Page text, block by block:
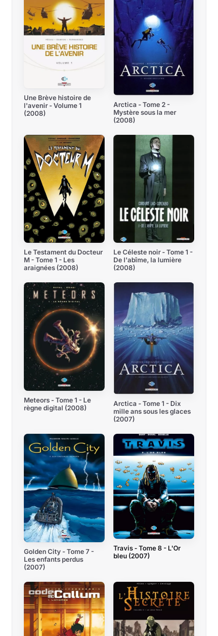
Une Brève histoire de
l'avenir - Volume 1
(2008)
Arctica - Tome 2 -
Mystère sous la mer
(2008)
Le Testament du Docteur
M - Tome 1 - Les
araignées (2008)
Le Céleste noir - Tome 1 -
De l'abîme, la lumière
(2008)
Meteors - Tome 1 - Le
règne digital (2008)
Arctica - Tome 1 - Dix
mille ans sous les glaces
(2007)
Golden City - Tome 7 -
Les enfants perdus
(2007)
Travis - Tome 8 - L'Or
bleu (2007)